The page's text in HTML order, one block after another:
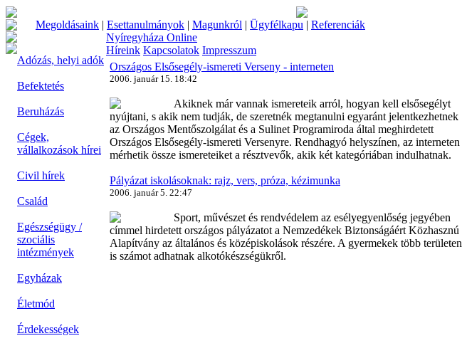
Megoldásaink | Esettanulmányok | Magunkról | Ügyfélkapu | Referenciák
Adózás, helyi adók
Befektetés
Beruházás
Cégek,
vállalkozások hírei
Civil hírek
Család
Egészségügy /
szociális
intézmények
Egyházak
Életmód
Érdekességek
Nyíregyháza Online
Híreink Kapcsolatok Impresszum
Országos Elsősegély-ismereti Verseny - interneten
2006. január 15. 18:42
Akiknek már vannak ismereteik arról, hogyan kell elsősegélyt
nyújtani, s akik nem tudják, de szeretnék megtanulni egyaránt jelentkezhetnek
az Országos Mentőszolgálat és a Sulinet Programiroda által meghirdetett
Országos Elsősegély-ismereti Versenyre. Rendhagyó helyszínen, az interneten
mérhetik össze ismereteiket a résztvevők, akik két kategóriában indulhatnak.
Pályázat iskolásoknak: rajz, vers, próza, kézimunka
2006. január 5. 22:47
Sport, művészet és rendvédelem az esélyegyenlőség jegyében
címmel hirdetett országos pályázatot a Nemzedékek Biztonságáért Közhasznú
Alapítvány az általános és középiskolások részére. A gyermekek több területen
is számot adhatnak alkotókészségükről.